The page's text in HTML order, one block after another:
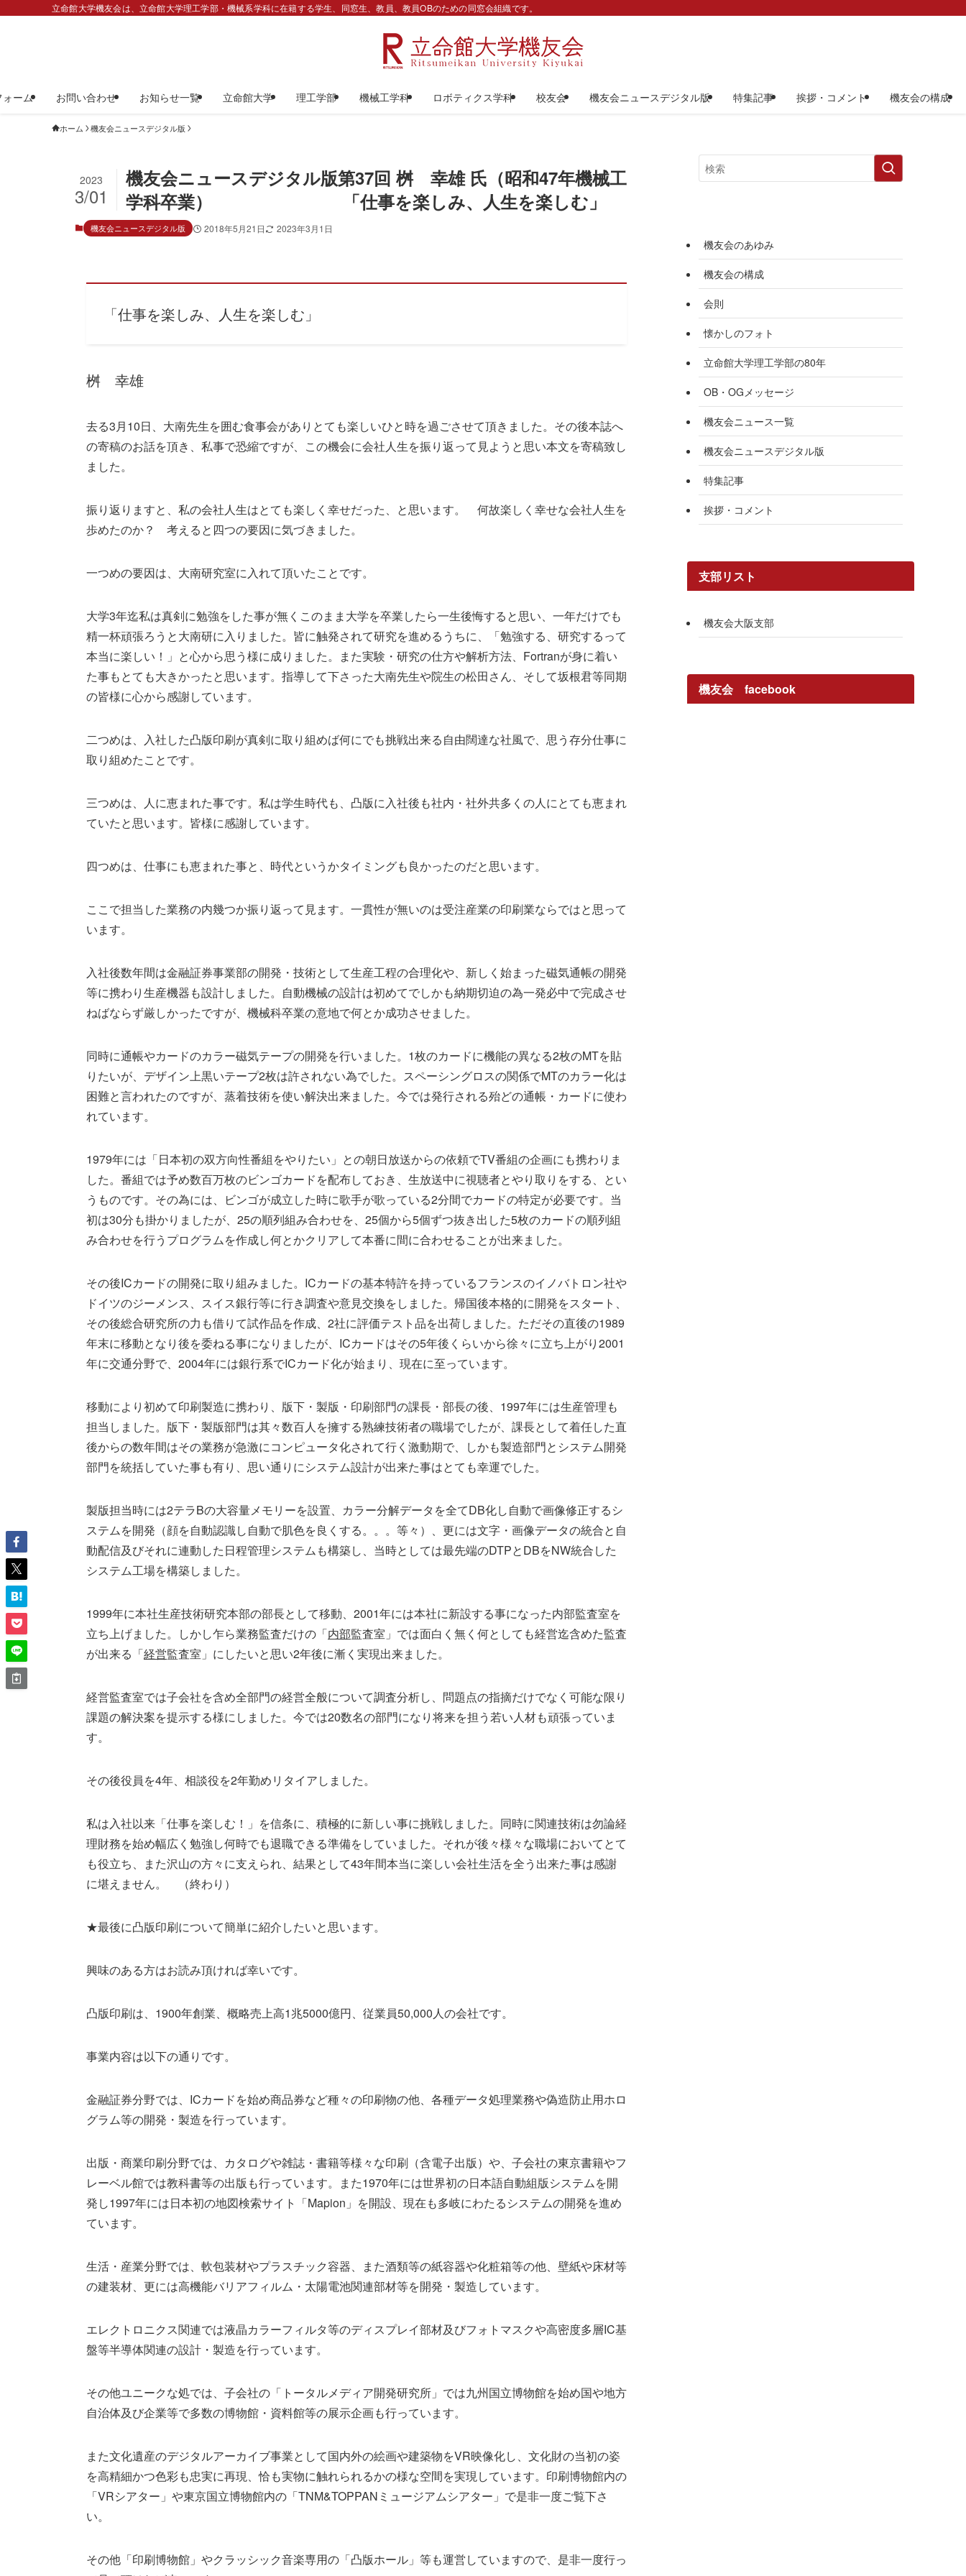
立命館大学機友会は、立命館大学理工学部・機械系学科に在籍する学生、同窓生、教員、教員OBのための同窓会組織です。
ーム お問い合わせ お知らせ一覧 立命館大学 理工学部 機械工学科 ロボティクス学科 校友会 機友会ニュースデジタル版 特集記事 挨拶・コメント 機友会の構成
ホーム 機友会ニュースデジタル版
機友会ニュースデジタル版第37回 桝 幸雄 氏（昭和47年機械工
学科卒業） 「仕事を楽しみ、人生を楽しむ」
2023
3/01
機友会ニュースデジタル版 2018年5月21日 2023年3月1日
「仕事を楽しみ、人生を楽しむ」
桝 幸雄
去る3月10日、大南先生を囲む食事会がありとても楽しいひと時を過ごさせて頂きました。その後本誌へ
の寄稿のお話を頂き、私事で恐縮ですが、この機会に会社人生を振り返って見ようと思い本文を寄稿致し
ました。
振り返りますと、私の会社人生はとても楽しく幸せだった、と思います。 何故楽しく幸せな会社人生を
歩めたのか？ 考えると四つの要因に気づきました。
一つめの要因は、大南研究室に入れて頂いたことです。
大学3年迄私は真剣に勉強をした事が無くこのまま大学を卒業したら一生後悔すると思い、一年だけでも
精一杯頑張ろうと大南研に入りました。皆に触発されて研究を進めるうちに、「勉強する、研究するって
本当に楽しい！」と心から思う様に成りました。また実験・研究の仕方や解析方法、Fortranが身に着い
た事もとても大きかったと思います。指導して下さった大南先生や院生の松田さん、そして坂根君等同期
の皆様に心から感謝しています。
二つめは、入社した凸版印刷が真剣に取り組めば何にでも挑戦出来る自由闊達な社風で、思う存分仕事に
取り組めたことです。
三つめは、人に恵まれた事です。私は学生時代も、凸版に入社後も社内・社外共多くの人にとても恵まれ
ていたと思います。皆様に感謝しています。
四つめは、仕事にも恵まれた事と、時代というかタイミングも良かったのだと思います。
ここで担当した業務の内幾つか振り返って見ます。一貫性が無いのは受注産業の印刷業ならではと思って
います。
入社後数年間は金融証券事業部の開発・技術として生産工程の合理化や、新しく始まった磁気通帳の開発
等に携わり生産機器も設計しました。自動機械の設計は初めてでしかも納期切迫の為一発必中で完成させ
ねばならず厳しかったですが、機械科卒業の意地で何とか成功させました。
同時に通帳やカードのカラー磁気テープの開発を行いました。1枚のカードに機能の異なる2枚のMTを貼
りたいが、デザイン上黒いテープ2枚は許されない為でした。スペーシングロスの関係でMTのカラー化は
困難と言われたのですが、蒸着技術を使い解決出来ました。今では発行される殆どの通帳・カードに使わ
れています。
1979年には「日本初の双方向性番組をやりたい」との朝日放送からの依頼でTV番組の企画にも携わりま
した。番組では予め数百万枚のビンゴカードを配布しておき、生放送中に視聴者とやり取りをする、とい
うものです。その為には、ビンゴが成立した時に歌手が歌っている2分間でカードの特定が必要です。当
初は30分も掛かりましたが、25の順列組み合わせを、25個から5個ずつ抜き出した5枚のカードの順列組
み合わせを行うプログラムを作成し何とかクリアして本番に間に合わせることが出来ました。
その後ICカードの開発に取り組みました。ICカードの基本特許を持っているフランスのイノバトロン社や
ドイツのジーメンス、スイス銀行等に行き調査や意見交換をしました。帰国後本格的に開発をスタート、
その後総合研究所の力も借りて試作品を作成、2社に評価テスト品を出荷しました。ただその直後の1989
年末に移動となり後を委ねる事になりましたが、ICカードはその5年後くらいから徐々に立ち上がり2001
年に交通分野で、2004年には銀行系でICカード化が始まり、現在に至っています。
移動により初めて印刷製造に携わり、版下・製版・印刷部門の課長・部長の後、1997年には生産管理も
担当しました。版下・製版部門は其々数百人を擁する熟練技術者の職場でしたが、課長として着任した直
後からの数年間はその業務が急激にコンピュータ化されて行く激動期で、しかも製造部門とシステム開発
部門を統括していた事も有り、思い通りにシステム設計が出来た事はとても幸運でした。
製版担当時には2テラBの大容量メモリーを設置、カラー分解データを全てDB化し自動で画像修正するシ
ステムを開発（顔を自動認識し自動で肌色を良くする。。。等々）、更には文字・画像データの統合と自
動配信及びそれに連動した日程管理システムも構築し、当時としては最先端のDTPとDBをNW統合した
システム工場を構築しました。
1999年に本社生産技術研究本部の部長として移動、2001年には本社に新設する事になった内部監査室を
立ち上げました。しかし乍ら業務監査だけの「内部監査室」では面白く無く何としても経営迄含めた監査
が出来る「経営監査室」にしたいと思い2年後に漸く実現出来ました。
経営監査室では子会社を含め全部門の経営全般について調査分析し、問題点の指摘だけでなく可能な限り
課題の解決案を提示する様にしました。今では20数名の部門になり将来を担う若い人材も頑張っていま
す。
その後役員を4年、相談役を2年勤めリタイアしました。
私は入社以来「仕事を楽しむ！」を信条に、積極的に新しい事に挑戦しました。同時に関連技術は勿論経
理財務を始め幅広く勉強し何時でも退職できる準備をしていました。それが後々様々な職場においてとて
も役立ち、また沢山の方々に支えられ、結果として43年間本当に楽しい会社生活を全う出来た事は感謝
に堪えません。 （終わり）
★最後に凸版印刷について簡単に紹介したいと思います。
興味のある方はお読み頂ければ幸いです。
凸版印刷は、1900年創業、概略売上高1兆5000億円、従業員50,000人の会社です。
事業内容は以下の通りです。
金融証券分野では、ICカードを始め商品券など種々の印刷物の他、各種データ処理業務や偽造防止用ホロ
グラム等の開発・製造を行っています。
出版・商業印刷分野では、カタログや雑誌・書籍等様々な印刷（含電子出版）や、子会社の東京書籍やフ
レーベル館では教科書等の出版も行っています。また1970年には世界初の日本語自動組版システムを開
発し1997年には日本初の地図検索サイト「Mapion」を開設、現在も多岐にわたるシステムの開発を進め
ています。
生活・産業分野では、軟包装材やプラスチック容器、また酒類等の紙容器や化粧箱等の他、壁紙や床材等
の建装材、更には高機能バリアフィルム・太陽電池関連部材等を開発・製造しています。
エレクトロニクス関連では液晶カラーフィルタ等のディスプレイ部材及びフォトマスクや高密度多層IC基
盤等半導体関連の設計・製造を行っています。
その他ユニークな処では、子会社の「トータルメディア開発研究所」では九州国立博物館を始め国や地方
自治体及び企業等で多数の博物館・資料館等の展示企画も行っています。
また文化遺産のデジタルアーカイブ事業として国内外の絵画や建築物をVR映像化し、文化財の当初の姿
を高精細かつ色彩も忠実に再現、恰も実物に触れられるかの様な空間を実現しています。印刷博物館内の
「VRシアター」や東京国立博物館内の「TNM&TOPPANミュージアムシアター」で是非一度ご覧下さ
い。
その他「印刷博物館」やクラッシック音楽専用の「凸版ホール」等も運営していますので、是非一度行っ
機友会のあゆみ
機友会の構成
会則
懐かしのフォト
立命館大学理工学部の80年
OB・OGメッセージ
機友会ニュース一覧
機友会ニュースデジタル版
特集記事
挨拶・コメント
支部リスト
機友会大阪支部
機友会 facebook